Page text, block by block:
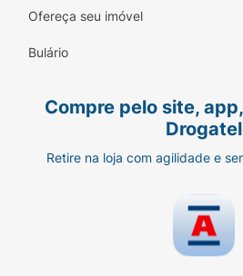
Ofereça seu imóvel
Bulário
Compre pelo site,
Drogatel
Retire na loja com agilidade e